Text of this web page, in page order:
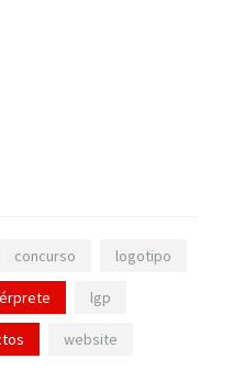
concurso logotipo
lgp
website